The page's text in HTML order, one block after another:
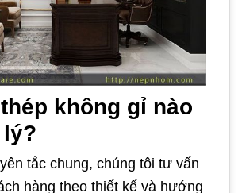
không gỉ nào
tắc chung, chúng tôi tư vấn
hàng theo thiết kế và hướng